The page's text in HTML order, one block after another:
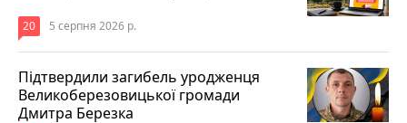
20 5 серпня 2026 р.
Підтвердили загибель уродженця
Великоберезовицької громади
Дмитра Березка